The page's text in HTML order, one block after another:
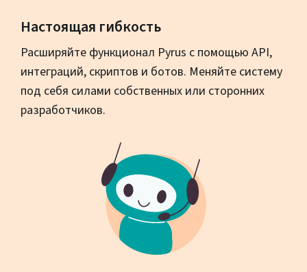
Настоящая гибкость
Расширяйте функционал Pyrus с помощью API,
интеграций, скриптов и ботов. Меняйте систему
под себя силами собственных или сторонних
разработчиков.